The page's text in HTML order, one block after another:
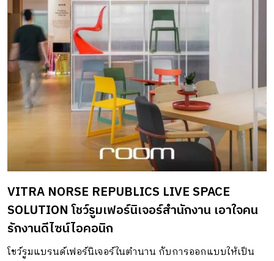
VITRA NORSE REPUBLICS LIVE SPACE
SOLUTION โชว์รูมเฟอร์นิเจอร์สำนักงาน เอาใจคน
รักงานดีไซน์ไอคอนิก
โชว์รูมแบรนด์เฟอร์นิเจอร์ในตำนาน กับการออกแบบให้เป็น